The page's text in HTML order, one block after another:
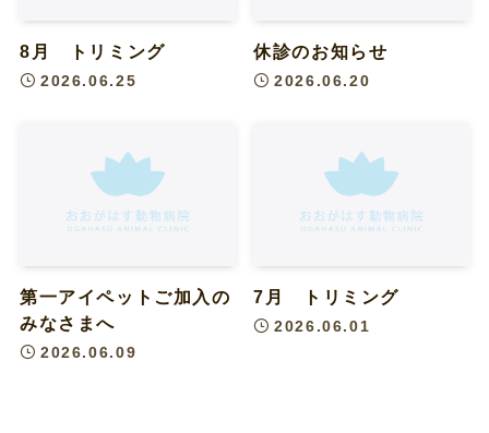
8月 トリミング
2026.06.25
休診のお知らせ
2026.06.20
第一アイペットご加入の
みなさまへ
2026.06.09
7月 トリミング
2026.06.01